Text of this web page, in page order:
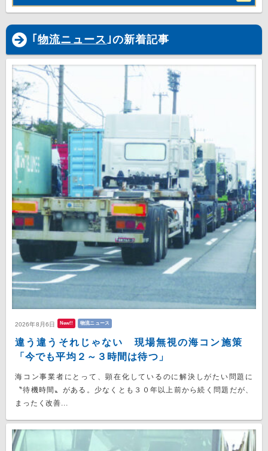
｢ 物流ニュース｣の新着記事
2026年8月6日 New!! 物流ニュース
違う違うそれじゃない 現場無視の海コン施策
「今でも平均２～３時間は待つ」
海コン事業者にとって、顕在化しているのに解決しがたい問題に
〝待機時間〟がある。少なくとも３０年以上前から続く問題だが、
まったく改善...